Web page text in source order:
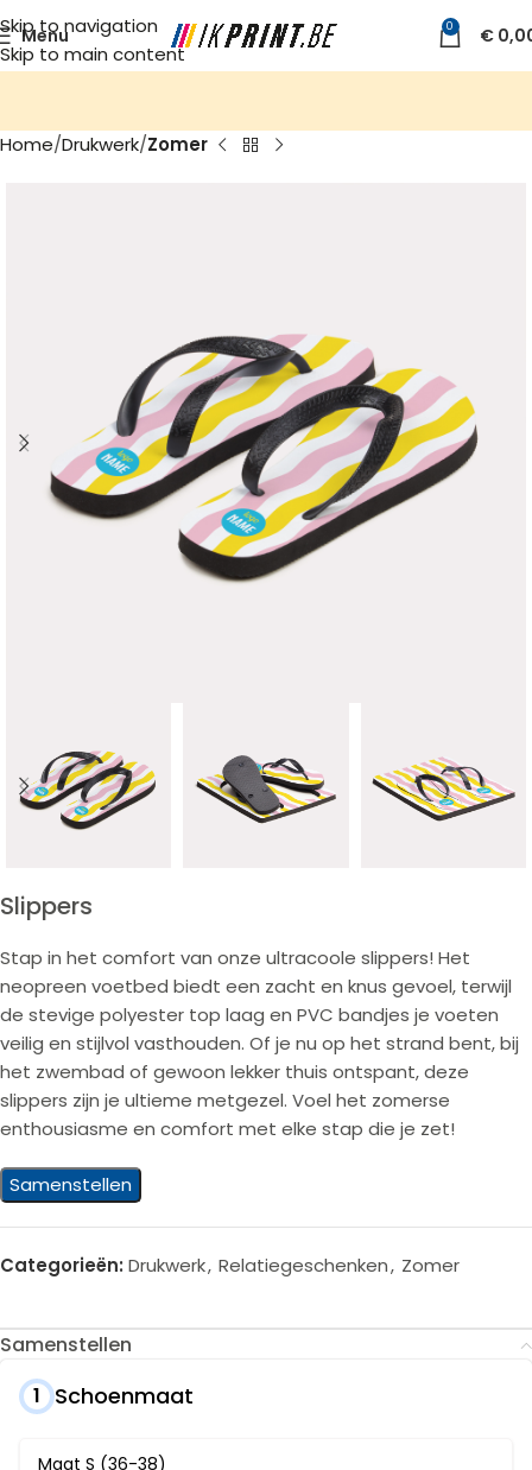
Skip to navigation
Skip to main content
Menu 0 €
Home Drukwerk Zomer
Slippers
Stap in het comfort van onze ultracoole slippers! Het
neopreen voetbed biedt een zacht en knus gevoel, terwijl
de stevige polyester top laag en PVC bandjes je voeten
veilig en stijlvol vasthouden. Of je nu op het strand bent, bij
het zwembad of gewoon lekker thuis ontspant, deze
slippers zijn je ultieme metgezel. Voel het zomerse
enthousiasme en comfort met elke stap die je zet!
Samenstellen
Categorieën: Drukwerk, Relatiegeschenken, Zomer
Samenstellen
1
Schoenmaat
Maat S (36-38)